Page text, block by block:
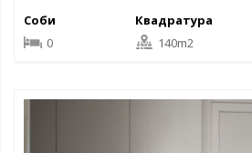
Соби
0
Квадратура
140m2